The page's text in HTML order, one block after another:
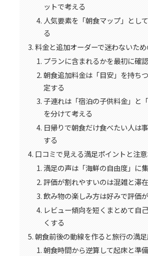
ットで考える
人気要素を「朝食マップ」とし
る
料金と追加オーダーで迷わないた
プランに含まれるかを最初に確
朝食追加料金は「目安」を持ち
定する
子連れは「宿泊の子供料金」と「
を分けて考える
日帰りで朝食だけ食べたい人は
する
口コミで見える満足ポイントと注
満足の声は「海鮮の自由度」に
評価が割れやすいのは混雑と滞
飲み物の楽しみ方は好みで評価
レビュー傾向を短くまとめて自
くする
朝食前後の動線を作ると旅行の満
朝食時間から逆算して起床と準